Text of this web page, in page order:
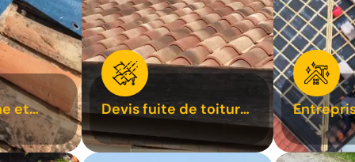
et
31
Devis fuite de toiture
31
31